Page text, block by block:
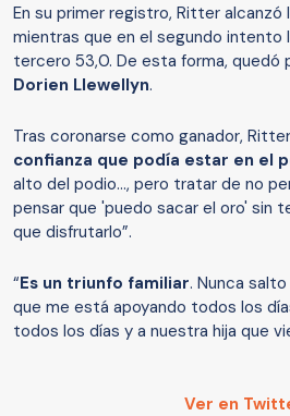
En su primer registro, Ritter
mientras que en el segundo intento
tercero 53,0. De esta forma, quedó
Dorien Llewellyn.
Tras coronarse como ganador,
confianza que podía estar en el
alto del podio..., pero tratar de no
pensar que 'puedo sacar el oro' sin
que disfrutarlo”.
“Es un triunfo familiar. Nunca
que me está apoyando todos los
todos los días y a nuestra hija que
Ver en